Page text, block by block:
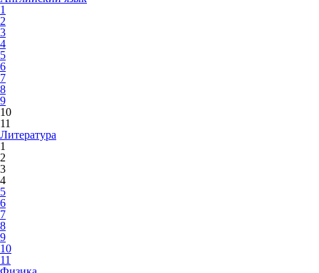
1
2
3
4
5
6
7
8
9
10
11
Литература
1
2
3
4
5
6
7
8
9
10
11